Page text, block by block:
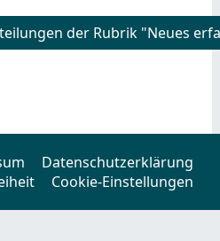
der Rubrik "Neues
Datenschutzerklärung
Cookie-Einstellungen